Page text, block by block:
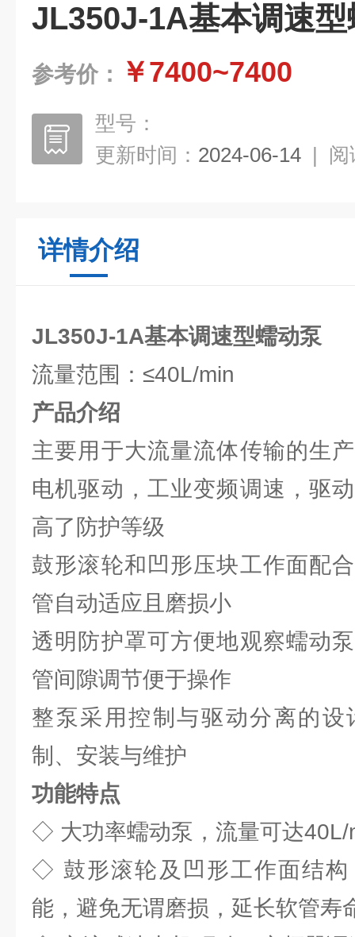
JL350J-1A基本调速型
参考价： ￥7400~7400
型号：
更新时间： 2024-06-14 | 阅
详情介绍
JL350J-1A基本调速型蠕动泵
流量范围：≤40L/min
产品介绍
主要用于大流量流体传输的生
电机驱动，工业变频调速，驱
高了防护等级
鼓形滚轮和凹形压块工作面配
管自动适应且磨损小
透明防护罩可方便地观察蠕动
管间隙调节便于操作
整泵采用控制与驱动分离的
制、安装与维护
功能特点
◇ 大功率蠕动泵，流量可达40L/
◇ 鼓形滚轮及凹形工作面结构
能，避免无谓磨损，延长软管寿